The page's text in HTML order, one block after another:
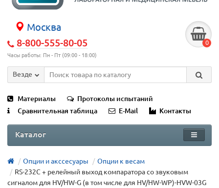
Москва
8-800-555-80-05
Часы работы: Пн - Пт (09:00 - 18:00)
0
Везде
Материалы
Протоколы испытаний
Сравнительная таблица
E-Mail Контакты
Каталог
Опции и акссесуары
Опции к весам
RS-232C + релейный выход компаратора со звуковым
сигналом для HV/HW-G (в том числе для HV/HW-WP)-HVW-03G